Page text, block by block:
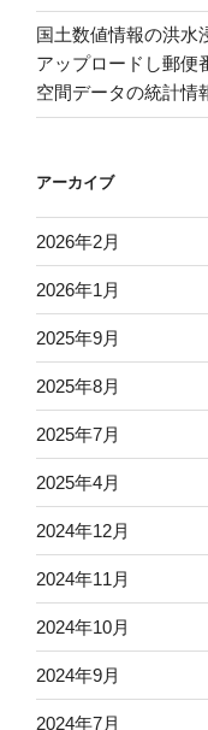
国土数値情報の洪水
アップロードし郵便
空間データの統計情
アーカイブ
2026年2月
2026年1月
2025年9月
2025年8月
2025年7月
2025年4月
2024年12月
2024年11月
2024年10月
2024年9月
2024年7月